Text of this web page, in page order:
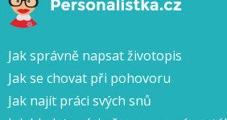
Jak správně napsat životopis
Jak se chovat při pohovoru
Jak najít práci svých snů